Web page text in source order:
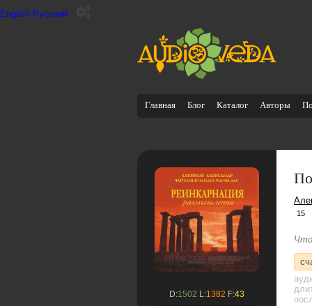
English Русский
Главная Блог Каталог Авторы
D:1502 L:1382 F:43
15